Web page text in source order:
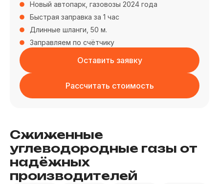
Новый автопарк, газовозы 2024 года
Быстрая заправка за 1 час
Длинные шланги, 50 м.
Заправляем по счётчику
Оставить заявку
Рассчитать стоимость
Сжиженные
углеводородные газы от
надёжных
производителей